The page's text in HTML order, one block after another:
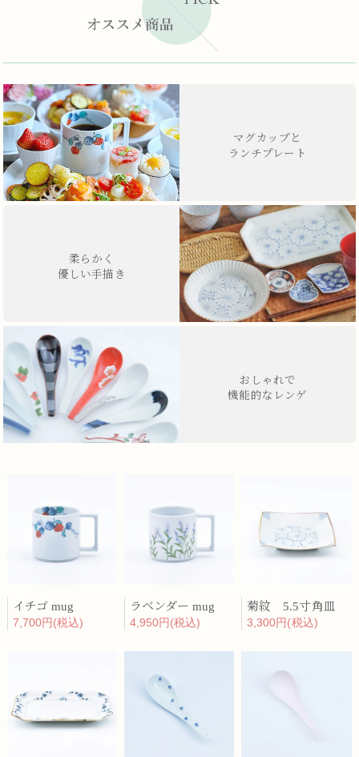
マグカップと
ランチプレート
柔らかく
優しい手描き
おしゃれで
機能的なレンゲ
イチゴ mug
7,700円(税込)
ラベンダー mug
4,950円(税込)
菊紋 5.5寸角皿
3,300円(税込)